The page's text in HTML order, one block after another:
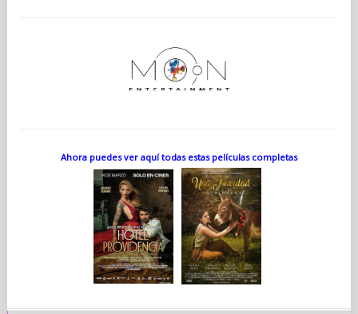
Ahora puedes ver aquí todas estas películas completas